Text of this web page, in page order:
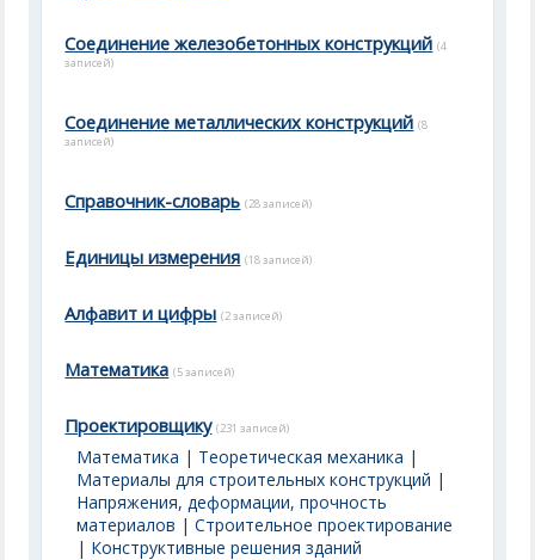
Соединение железобетонных конструкций (4
записей)
Соединение металлических конструкций (8
записей)
Справочник-словарь (28 записей)
Единицы измерения (18 записей)
Алфавит и цифры (2 записей)
Математика (5 записей)
Проектировщику (231 записей)
Математика | Теоретическая механика |
Материалы для строительных конструкций |
Напряжения, деформации, прочность
материалов |Строительное проектирование
| Конструктивные решения зданий